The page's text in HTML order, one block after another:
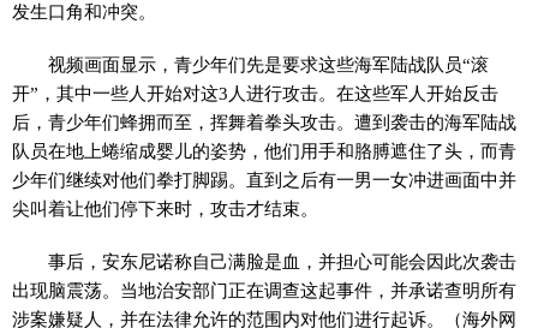
发生口角和冲突。
视频画面显示，青少年们先是要求这些海军陆战队员“滚
开”，其中一些人开始对这3人进行攻击。在这些军人开始反击
后，青少年们蜂拥而至，挥舞着拳头攻击。遭到袭击的海军陆战
队员在地上蜷缩成婴儿的姿势，他们用手和胳膊遮住了头，而青
少年们继续对他们拳打脚踢。直到之后有一男一女冲进画面中并
尖叫着让他们停下来时，攻击才结束。
事后，安东尼诺称自己满脸是血，并担心可能会因此次袭击
出现脑震荡。当地治安部门正在调查这起事件，并承诺查明所有
涉案嫌疑人，并在法律允许的范围内对他们进行起诉。（海外网